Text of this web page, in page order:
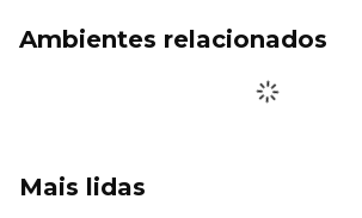
Ambientes relacionados
Mais lidas